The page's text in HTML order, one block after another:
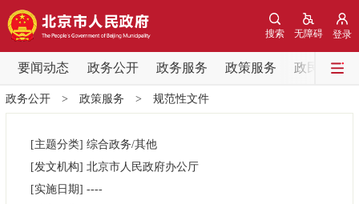
登录
无障碍
搜索
要闻动态 政务公开 政务服务 政策服务 政民互动
要闻动态
党中央精神 国务院信息
北京要闻
政务公开> 政策服务 > 规范性文件
[主题分类] 综合政务/其他
[发文机构] 北京市人民政府办公厅
[实施日期] ----